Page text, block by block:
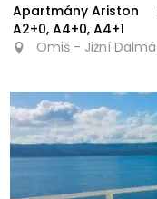
Apartmány Ariston
A2+0, A4+0, A4+1
Omiš - Jižní